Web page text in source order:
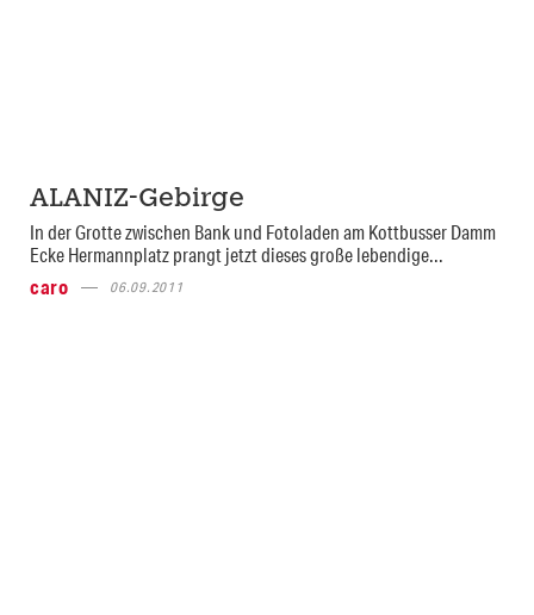
ALANIZ-Gebirge
In der Grotte zwischen Bank und Fotoladen am Kottbusser Damm
Ecke Hermannplatz prangt jetzt dieses große lebendige...
caro
06.09.2011